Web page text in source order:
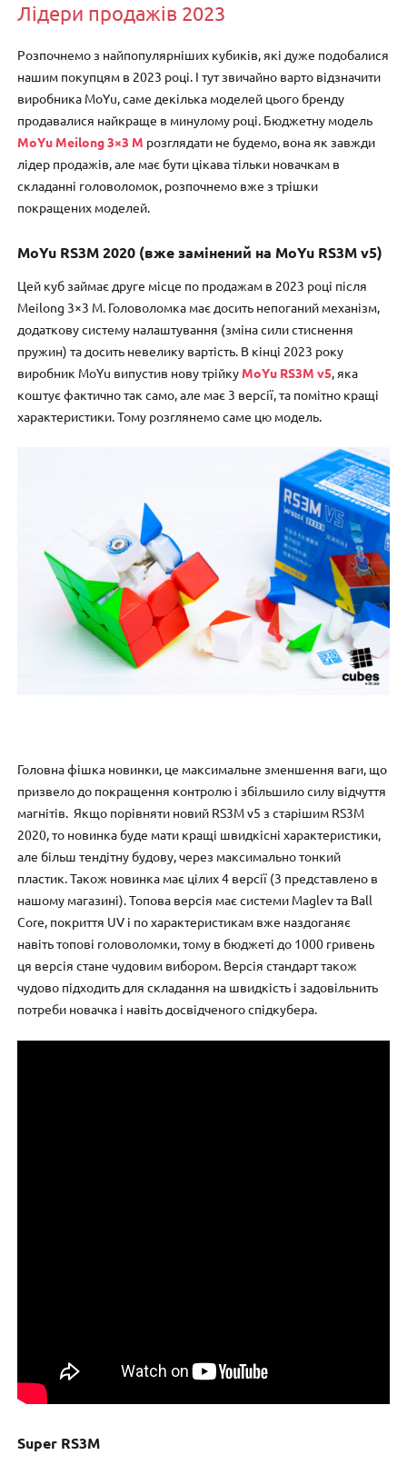
Лідери продажів 2023
Розпочнемо з найпопулярніших кубиків, які дуже подобалися
нашим покупцям в 2023 році. І тут звичайно варто відзначити
виробника MoYu, саме декілька моделей цього бренду
продавалися найкраще в минулому році. Бюджетну модель
MoYu Meilong 3×3 M розглядати не будемо, вона як завжди
лідер продажів, але має бути цікава тільки новачкам в
складанні головоломок, розпочнемо вже з трішки
покращених моделей.
MoYu RS3M 2020 (вже замінений на MoYu RS3M v5)
Цей куб займає друге місце по продажам в 2023 році після
Meilong 3×3 M. Головоломка має досить непоганий механізм,
додаткову систему налаштування (зміна сили стиснення
пружин) та досить невелику вартість. В кінці 2023 року
виробник MoYu випустив нову трійку MoYu RS3M v5, яка
коштує фактично так само, але має 3 версії, та помітно кращі
характеристики. Тому розглянемо саме цю модель.
Головна фішка новинки, це максимальне зменшення ваги, що
призвело до покращення контролю і збільшило силу відчуття
магнітів. Якщо порівняти новий RS3M v5 з старішим RS3M
2020, то новинка буде мати кращі швидкісні характеристики,
але більш тендітну будову, через максимально тонкий
пластик. Також новинка має цілих 4 версії (3 представлено в
нашому магазині). Топова версія має системи Maglev та Ball
Core, покриття UV і по характеристикам вже наздоганяє
навіть топові головоломки, тому в бюджеті до 1000 гривень
ця версія стане чудовим вибором. Версія стандарт також
чудово підходить для складання на швидкість і задовільнить
потреби новачка і навіть досвідченого спідкубера.
Super RS3M